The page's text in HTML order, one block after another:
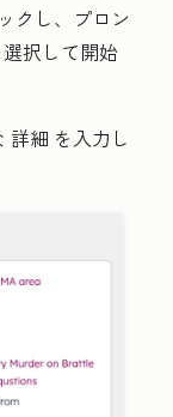
し、 プロン
選択して開始
詳細 を入力し